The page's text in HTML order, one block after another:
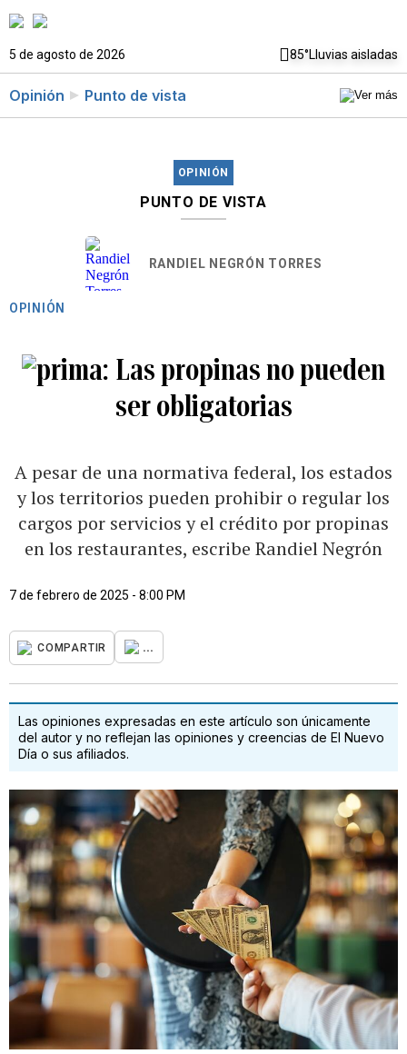
5 de agosto de 2026 85°Lluvias aisladas
Opinión Punto de vista
OPINIÓN
PUNTO DE VISTA
RANDIEL NEGRÓN TORRES
OPINIÓN
Las propinas no pueden
ser obligatorias
A pesar de una normativa federal, los estados
y los territorios pueden prohibir o regular los
cargos por servicios y el crédito por propinas
en los restaurantes, escribe Randiel Negrón
7 de febrero de 2025 - 8:00 PM
COMPARTIR ...
Las opiniones expresadas en este artículo son únicamente
del autor y no reflejan las opiniones y creencias de El Nuevo
Día o sus afiliados.